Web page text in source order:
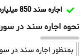
اجاره سند 850 میلیاردی در سورشجان
نحوه اجاره سند در
بمنظور اجاره سند در